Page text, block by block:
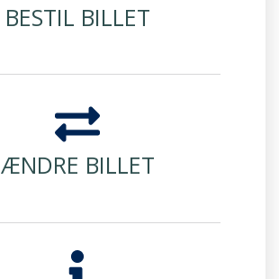
BESTIL BILLET
ÆNDRE BILLET